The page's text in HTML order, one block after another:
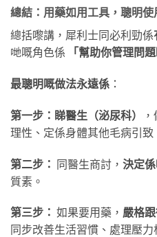
總結：用藥如用工具，聰明使
總括嚟講，犀利士同必利勁係
哋嘅角色係
「幫助你管理問題
最聰明嘅做法永遠係 ：
第一步：睇醫生（泌尿科）
理性、定係身體其他毛病引致
第二步： ​ 同醫生商討， 決定
質素。
第三步： ​ 如果要用藥， 嚴格
同步改善生活習慣、處理壓力